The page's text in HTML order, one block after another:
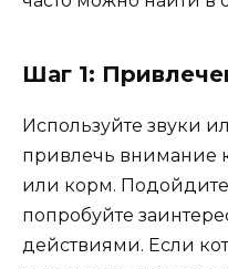
Шаг 1:
Используйте звуки
привлечь внимание
или корм.
попробуйте
действиями. Если